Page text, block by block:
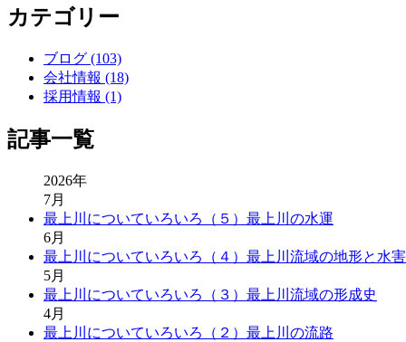
カテゴリー
ブログ (103)
会社情報 (18)
採用情報 (1)
記事一覧
2026年
7月
最上川についていろいろ（５）最上川の水運
6月
最上川についていろいろ（４）最上川流域の地形と水
5月
最上川についていろいろ（３）最上川流域の形成史
4月
最上川についていろいろ（２）最上川の流路